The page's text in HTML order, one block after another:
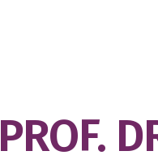
PROF.